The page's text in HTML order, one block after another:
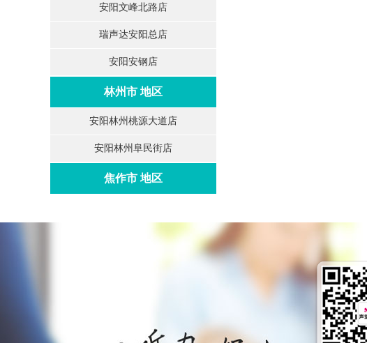
安阳文峰北路店
瑞声达安阳总店
安阳安钢店
林州市 地区
安阳林州桃源大道店
安阳林州阜民街店
焦作市 地区